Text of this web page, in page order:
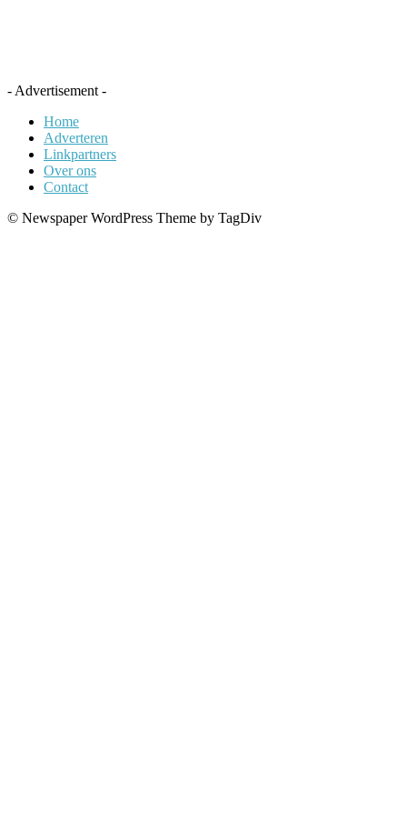
- Advertisement -
Home
Adverteren
Linkpartners
Over ons
Contact
© Newspaper WordPress Theme by TagDiv